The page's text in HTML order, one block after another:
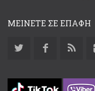
ΜΕΙΝΕΤΕ ΣΕ ΕΠΑΦΗ